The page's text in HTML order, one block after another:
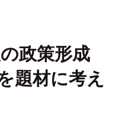
政策形成
題材に考え